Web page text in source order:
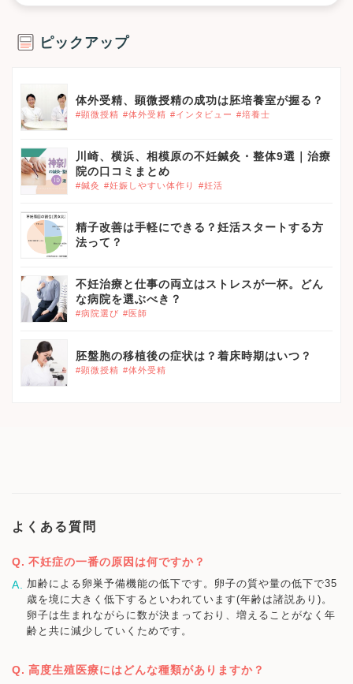
ピックアップ
体外受精、顕微授精の成功は胚培養室が握る？
#顕微授精 #体外受精 #インタビュー #培養士
川崎、横浜、相模原の不妊鍼灸・整体9選｜治療
院の口コミまとめ
#鍼灸 #妊娠しやすい体作り #妊活
精子改善は手軽にできる？妊活スタートする方
法って？
不妊治療と仕事の両立はストレスが一杯。どん
な病院を選ぶべき？
#病院選び #医師
胚盤胞の移植後の症状は？着床時期はいつ？
#顕微授精 #体外受精
よくある質問
不妊症の一番の原因は何ですか？
加齢による卵巣予備機能の低下です。卵子の質や量の低下で35
歳を境に大きく低下するといわれています(年齢は諸説あり)。
卵子は生まれながらに数が決まっており、増えることがなく年
齢と共に減少していくためです。
高度生殖医療にはどんな種類がありますか？